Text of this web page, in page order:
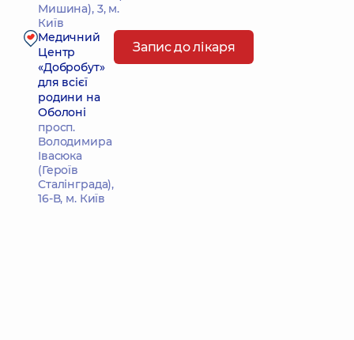
Мишина), 3, м.
Київ
Медичний
Центр
«Добробут»
для всієї
родини на
Оболоні
просп.
Володимира
Івасюка
(Героїв
Сталінграда),
16-В, м. Київ
Запис до лікаря